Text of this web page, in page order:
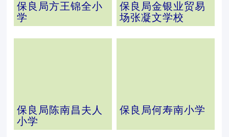
保良局方王锦全小
学
保良局金银业贸易
场张凝文学校
保良局陈南昌夫人
小学
保良局何寿南小学